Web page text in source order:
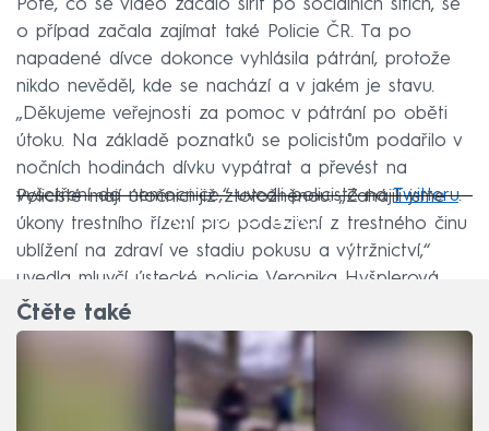
Poté, co se video začalo šířit po sociálních sítích, se
o případ začala zajímat také Policie ČR. Ta po
napadené dívce dokonce vyhlásila pátrání, protože
nikdo nevěděl, kde se nachází a v jakém je stavu.
„Děkujeme veřejnosti za pomoc v pátrání po oběti
útoku. Na základě poznatků se policistům podařilo v
nočních hodinách dívku vypátrat a převést na
vyšetření do nemocnice,“ uvedli policisté naTwitteru.
Failed to fetch
Policisté mají útočnici již ztotožněnou. „Zahájili jsme
úkony trestního řízení pro podezření z trestného činu
ublížení na zdraví ve stadiu pokusu a výtržnictví,“
uvedla mluvčí ústecké policie Veronika Hyšplerová.
Čtěte také